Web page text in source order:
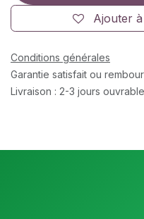
Ajouter
Conditions générales
Garantie satisfait ou
Livraison : 2-3 jours